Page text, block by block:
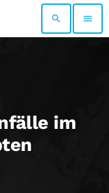
search menu
im